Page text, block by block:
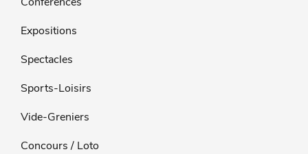
Expositions
Spectacles
Sports-Loisirs
Vide-Greniers
Concours / Loto